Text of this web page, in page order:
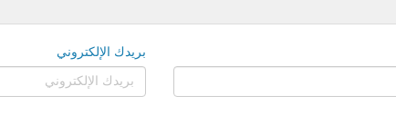
بريدك الإلكتروني